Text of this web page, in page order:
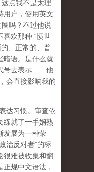
这点我不是太理
用户，使用英文
圈吗？不过他说
喜欢那种 “愤世
、正常的、普
暗语。是什么就
号去表示……他
会直接影响我的
达习惯。审查依
练就了一手娴熟
发展为一种荣
治反对者”的标
很难被收集和翻
规中文语法，